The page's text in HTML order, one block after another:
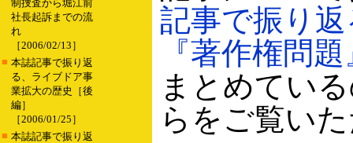
制捜査から堀江前
社長起訴までの流
れ
［2006/02/13］
■ 本誌記事で振り返
る、ライブドア事
業拡大の歴史［後
編］
［2006/01/25］
■ 本誌記事で振り返
記事で振り
『著作権問
まとめてい
らをご覧い